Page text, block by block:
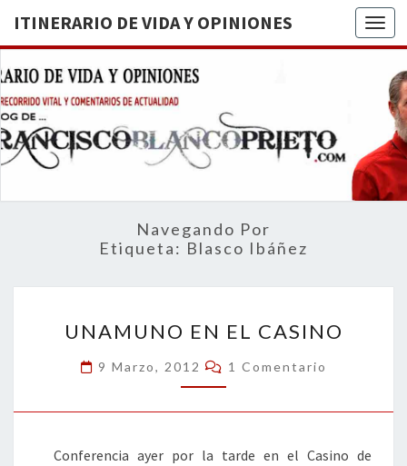
ITINERARIO DE VIDA Y OPINIONES
DE
BREVE
RECORRIDO
VITAL Y
ACTUALIDAD
Navegando Por
Etiqueta: Blasco Ibáñez
EN
EL
CASINO
UNAMUNO EN EL CASINO
9 Marzo, 2012 Comentarios
1 Comentario
Conferencia ayer por la tarde en el Casino de